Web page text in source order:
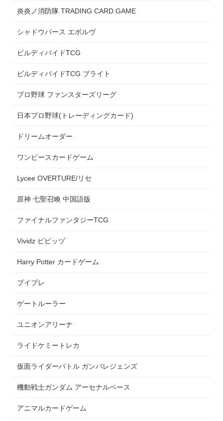
炎炎ノ消防隊 TRADING CARD GAME
シャドウバース エボルヴ
ビルディバイドTCG
ビルディバイドTCG ブライト
プロ野球 ファンスターズリーグ
日本プロ野球(トレーディングカード)
ドリームオーダー
ワンピースカードゲーム
Lycee OVERTURE/リセ
原神 七聖召喚 中国語版
ファイナルファンタジーTCG
Vividz ビビッヅ
Harry Potter カードゲーム
ブイプレ
ゲートルーラー
ユニオンアリーナ
ライドケミートレカ
仮面ライダーバトル ガンバレジェンズ
機動戦士ガンダム アーセナルベース
アニマルカードゲーム